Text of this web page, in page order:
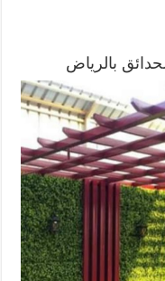
بالرياض